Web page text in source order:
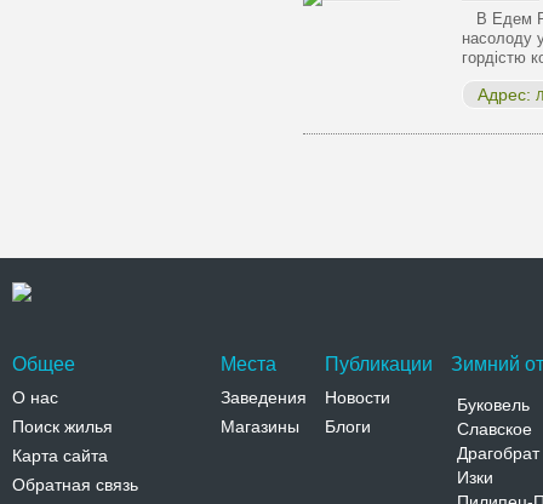
В Едем
насолоду
гордістю
Адрес:
Общее
О нас
Поиск жилья
Карта сайта
Обратная связь
Места
Заведения
Магазины
Публикации
Новости
Блоги
Зимний
Буковель
Славское
Драгобрат
Изки